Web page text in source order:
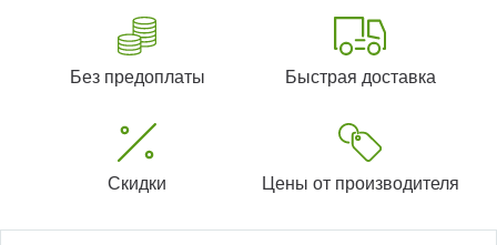
Без предоплаты Быстрая доставка
Скидки Цены от производителя